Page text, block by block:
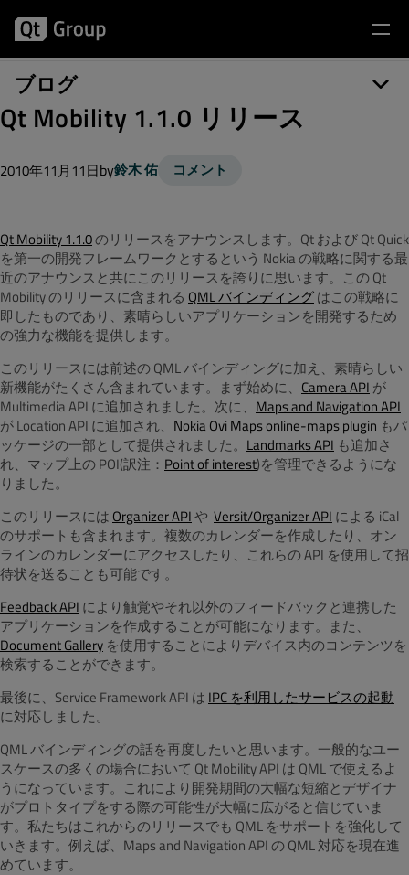
ブログ
Qt Mobility 1.1.0 リリース
2010年11月11日by鈴木 佑 コメント
Qt Mobility 1.1.0のリリースをアナウンスします。Qt および Qt Quick
を第一の開発フレームワークとするという Nokia の戦略に関する最
近のアナウンスと共にこのリリースを誇りに思います。この Qt
Mobility のリリースに含まれる QML バインディングはこの戦略に
即したものであり、素晴らしいアプリケーションを開発するため
の強力な機能を提供します。
このリリースには前述の QML バインディングに加え、素晴らしい
新機能がたくさん含まれています。まず始めに、 Camera API が
Multimedia API に追加されました。次に、 Maps and Navigation API
が Location API に追加され、 Nokia Ovi Maps online-maps plugin もパ
ッケージの一部として提供されました。 Landmarks API も追加さ
れ、マップ上の POI(訳注： Point of interest)を管理できるようにな
りました。
このリリースには Organizer APIや Versit/Organizer API による iCal
のサポートも含まれます。複数のカレンダーを作成したり、オン
ラインのカレンダーにアクセスしたり、これらの API を使用して招
待状を送ることも可能です。
Feedback API により触覚やそれ以外のフィードバックと連携した
アプリケーションを作成することが可能になります。また、
Document Gallery を使用することによりデバイス内のコンテンツを
検索することができます。
最後に、Service Framework API は IPC を利用したサービスの起動
に対応しました。
QML バインディングの話を再度したいと思います。一般的なユー
スケースの多くの場合において Qt Mobility API は QML で使えるよ
うになっています。これにより開発期間の大幅な短縮とデザイナ
がプロトタイプをする際の可能性が大幅に広がると信じていま
す。私たちはこれからのリリースでも QML をサポートを強化して
いきます。例えば、Maps and Navigation API の QML 対応を現在進
めています。